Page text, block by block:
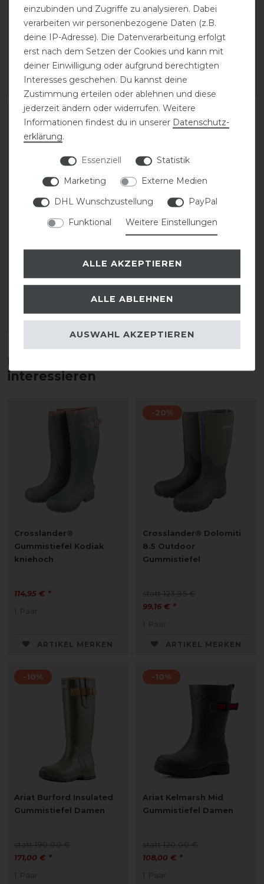
statt 119,95 €
95,96 € *
ARTIKEL MERKEN
Regenjacke Unisex
statt 79,95 €
63,96 € *
ARTIKEL MERKEN
-20%
Regenjacke Unisex
statt 79,95 €
ARTIKEL MERKEN
Diese Produkte könnten dich auch
interessieren
Crosslander®
Gummistiefel Kodiak
kniehoch
114,95 € *
1 Paar
ARTIKEL MERKEN
-20%
Crosslander® Dolomiti
8.5 Outdoor
Gummistiefel
statt 123,95 €
99,16 € *
1 Paar
ARTIKEL MERKEN
-10%
Ariat Burford Insulated
Gummistiefel Damen
statt 190,00 €
171,00 € *
1 Paar
-10%
Ariat Kelmarsh Mid
Gummistiefel Damen
statt 120,00 €
108,00 € *
1 Paar
einzubinden und Zugriffe zu analysieren. Dabei
verarbeiten wir personenbezogene Daten (z.B.
deine IP-Adresse). Die Datenverarbeitung erfolgt
erst nach dem Setzen der Cookies und kann mit
deiner Einwilligung oder aufgrund berechtigten
Interesses geschehen. Du kannst deine
Zustimmung erteilen oder ablehnen und diese
jederzeit ändern oder widerrufen. Weitere
Informationen findest du in unserer Daten­schutz­
erklärung.
Essenziell
Statistik
Marketing
Externe Medien
DHL Wunschzustellung
PayPal
Funktional
Weitere Einstellungen
ALLE AKZEPTIEREN
ALLE ABLEHNEN
AUSWAHL AKZEPTIEREN